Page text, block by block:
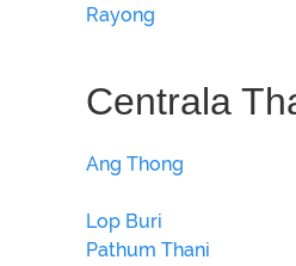
Rayong
Centrala
Ang Thong
Lop Buri
Pathum Thani